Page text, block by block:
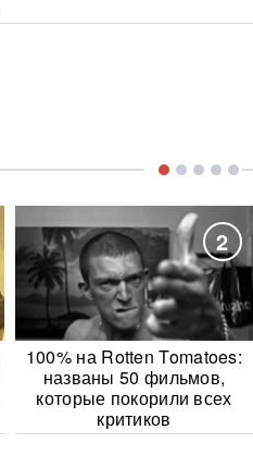
2
100% на Rotten Tomatoes:
названы 50 фильмов,
которые покорили всех
критиков